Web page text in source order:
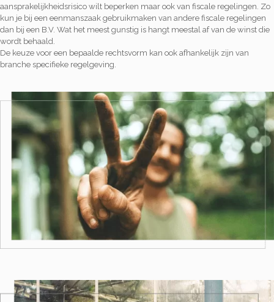
aansprakelijkheidsrisico wilt beperken maar ook van fiscale regelingen. Zo
kun je bij een eenmanszaak gebruikmaken van andere fiscale regelingen
dan bij een B.V. Wat het meest gunstig is hangt meestal af van de winst die
wordt behaald.
De keuze voor een bepaalde rechtsvorm kan ook afhankelijk zijn van
branche specifieke regelgeving.